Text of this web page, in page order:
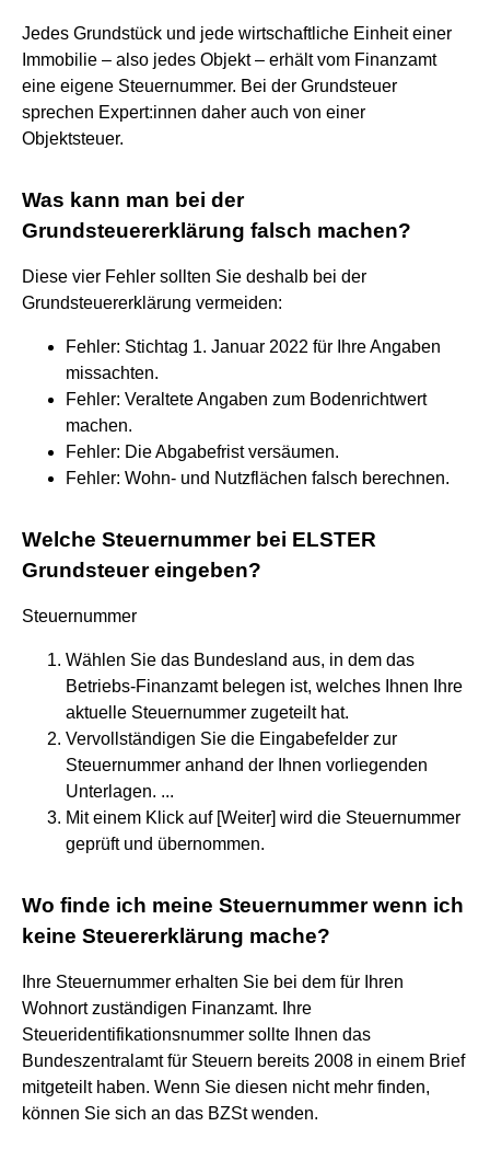
Jedes Grundstück und jede wirtschaftliche Einheit einer
Immobilie – also jedes Objekt – erhält vom Finanzamt
eine eigene Steuernummer. Bei der Grundsteuer
sprechen Expert:innen daher auch von einer
Objektsteuer.
Was kann man bei der
Grundsteuererklärung falsch machen?
Diese vier Fehler sollten Sie deshalb bei der
Grundsteuererklärung vermeiden:
Fehler: Stichtag 1. Januar 2022 für Ihre Angaben
missachten.
Fehler: Veraltete Angaben zum Bodenrichtwert
machen.
Fehler: Die Abgabefrist versäumen.
Fehler: Wohn- und Nutzflächen falsch berechnen.
Welche Steuernummer bei ELSTER
Grundsteuer eingeben?
Steuernummer
Wählen Sie das Bundesland aus, in dem das
Betriebs-Finanzamt belegen ist, welches Ihnen Ihre
aktuelle Steuernummer zugeteilt hat.
Vervollständigen Sie die Eingabefelder zur
Steuernummer anhand der Ihnen vorliegenden
Unterlagen. ...
Mit einem Klick auf [Weiter] wird die Steuernummer
geprüft und übernommen.
Wo finde ich meine Steuernummer wenn ich
keine Steuererklärung mache?
Ihre Steuernummer erhalten Sie bei dem für Ihren
Wohnort zuständigen Finanzamt. Ihre
Steueridentifikationsnummer sollte Ihnen das
Bundeszentralamt für Steuern bereits 2008 in einem Brief
mitgeteilt haben. Wenn Sie diesen nicht mehr finden,
können Sie sich an das BZSt wenden.